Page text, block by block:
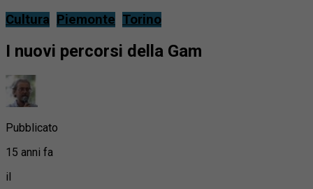
Cultura Piemonte Torino
I nuovi percorsi della Gam
Pubblicato
15 anni fa
il